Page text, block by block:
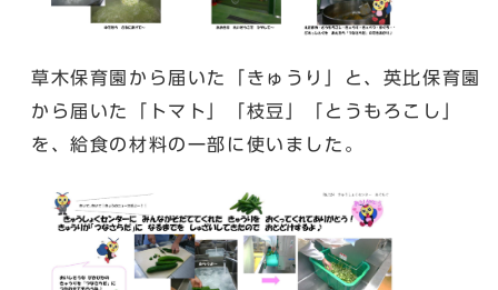
草木保育園から届いた「きゅうり」と、英比保育園
から届いた「トマト」「枝豆」「とうもろこし」
を、給食の材料の一部に使いました。